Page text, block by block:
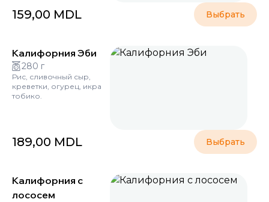
159,00 MDL Выбрать
Калифорния Эби
280 г
Рис, сливочный сыр,
креветки, огурец, икра
тобико.
189,00 MDL Выбрать
Калифорния с
лососем